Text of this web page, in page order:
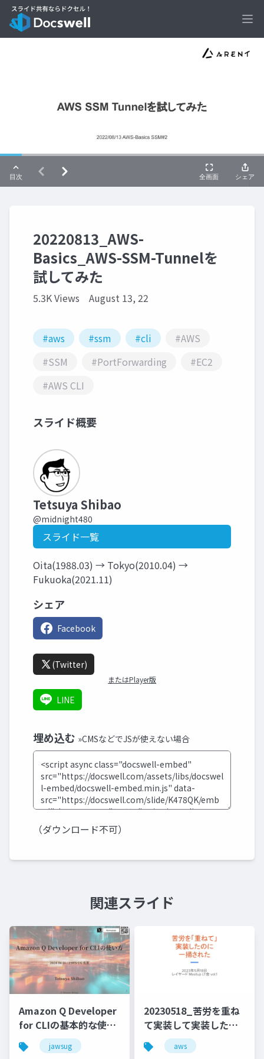
20220813_AWS-
Basics_AWS-SSM-Tunnelを
試してみた
5.3K Views August 13, 22
#aws #ssm #cli
#AWS
#SSM
#PortForwarding
#EC2
#AWS CLI
スライド概要
Tetsuya Shibao
@midnight480
スライド一覧
Oita(1988.03) → Tokyo(2010.04) →
Fukuoka(2021.11)
シェア
Facebook
(Twitter)
またはPlayer版
LINE
埋め込む »CMSなどでJSが使えない場合
（ダウンロード不可）
関連スライド
Amazon Q Developer
for CLIの基本的な使い
方と便利なコマンドの
紹介
jawsug
20230518_苦労を重ね
て実装して実装したの
に一掃されたこと
aws